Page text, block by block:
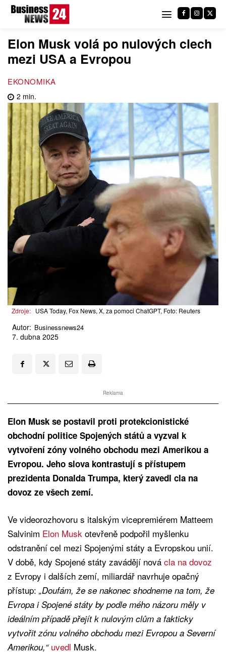
Elon Musk volá po nulových clech
mezi USA a Evropou
EKONOMIKA
2 min.
Zdroje: USA Today, Fox News, X, za pomoci ChatGPT, Foto: Reuters
Autor: Businessnews24
7. dubna 2025
Reklama
Elon Musk se postavil proti protekcionistické
obchodní politice Spojených států a vyzval k
vytvoření zóny volného obchodu mezi Amerikou a
Evropou. Jeho slova kontrastují s přístupem
prezidenta Donalda Trumpa, který zavedl cla na
dovoz ze všech zemí.
Ve videorozhovoru s italským vicepremiérem Matteem
Salvinim Elon Musk otevřeně podpořil myšlenku
odstranění cel mezi Spojenými státy a Evropskou unií.
V době, kdy Spojené státy zavádějí nová cla na dovoz
z Evropy i dalších zemí, miliardář navrhuje opačný
přístup: „Doufám, že se nakonec shodneme na tom, že
Evropa i Spojené státy by podle mého názoru měly v
ideálním případě přejít k nulovým clům a fakticky
vytvořit zónu volného obchodu mezi Evropou a Severní
Amerikou,“ uvedl Musk.